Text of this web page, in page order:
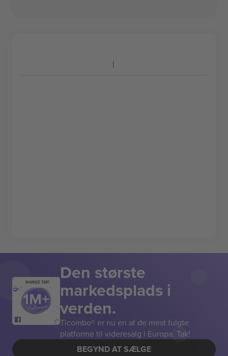
MANGE TAK! Den største
markedsplads i
verden.
Ticombo® er nu en af de mest fulgte
platforme til videresalg i Europa. Tak!
BEGYND AT SÆLGE